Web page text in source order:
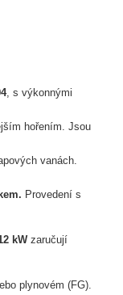
, s výkonnými
hořením. Jsou
vanách.
Provedení s
kWzaručují
plynovém (FG).